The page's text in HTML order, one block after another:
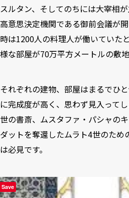
スルタン、そしてのちには大宰相
高意思決定機関である御前会議が
時は1200人の料理人が働いていた
様な部屋が70万平方メートルの敷
それぞれの建物、部屋はまるでひ
に完成度が高く、思わず見入って
世の書斎、ムスタファ・パシャの
ダットを奪還したムラト4世のため
は必見です。
Save